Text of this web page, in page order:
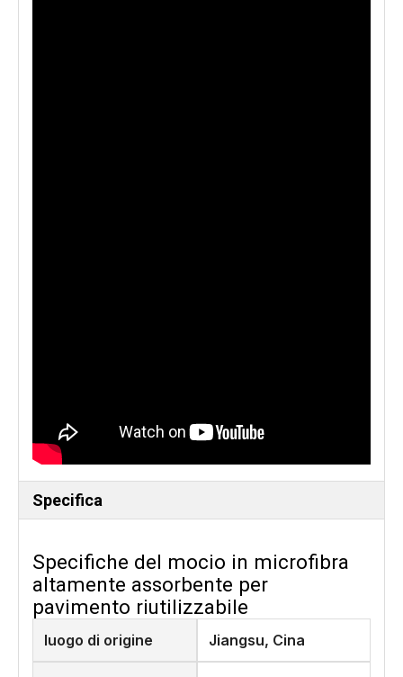
Specifica
Specifiche del mocio in microfibra
altamente assorbente per
pavimento riutilizzabile
luogo di origine Jiangsu, Cina